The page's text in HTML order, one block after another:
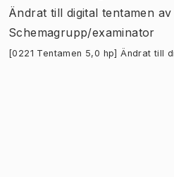
Ändrat till digital tentamen av
Schemagrupp/examinator
[0221 Tentamen 5,0 hp] Ändrat till